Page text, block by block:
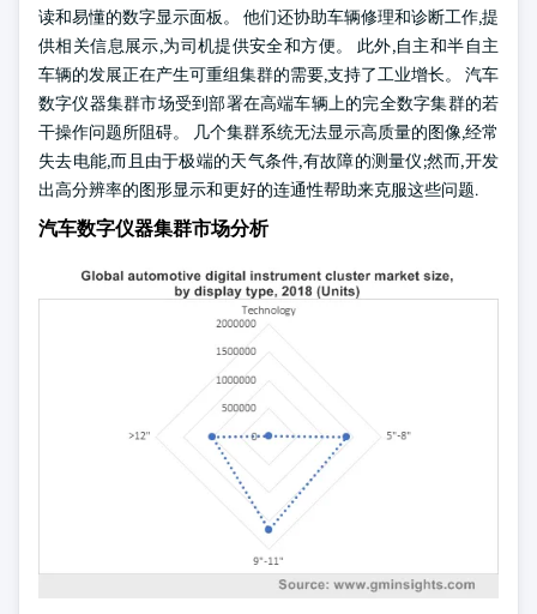
读和易懂的数字显示面板。 他们还协助车辆修理和诊断工作,提
供相关信息展示,为司机提供安全和方便。 此外,自主和半自主
车辆的发展正在产生可重组集群的需要,支持了工业增长。 汽车
数字仪器集群市场受到部署在高端车辆上的完全数字集群的若
干操作问题所阻碍。 几个集群系统无法显示高质量的图像,经常
失去电能,而且由于极端的天气条件,有故障的测量仪;然而,开发
出高分辨率的图形显示和更好的连通性帮助来克服这些问题.
汽车数字仪器集群市场分析